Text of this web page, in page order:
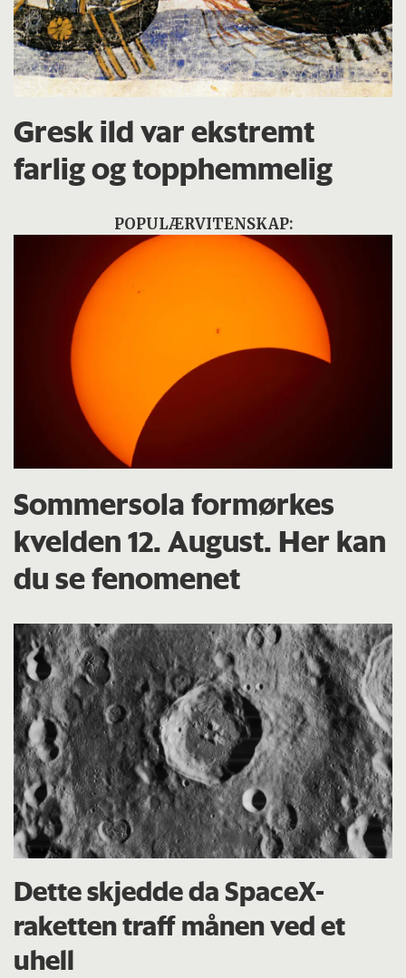
Gresk ild var ekstremt
farlig og topphemmelig
POPULÆRVITENSKAP:
Sommersola formørkes
kvelden 12. August. Her kan
du se fenomenet
Dette skjedde da SpaceX-
raketten traff månen ved et
uhell